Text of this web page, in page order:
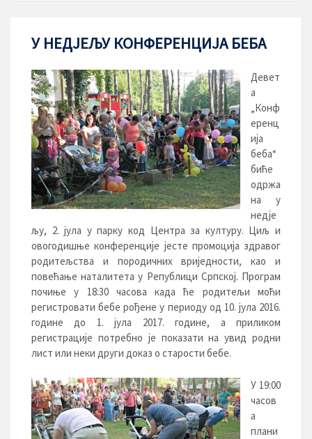
У НЕДЈЕЉУ КОНФЕРЕНЦИЈА БЕБА
Девет
а
„Конф
еренц
ија
беба“
биће
одржа
на у
недје
љу, 2. јула у парку код Центра за културу. Циљ и
овогодишње конференције јесте промоцијa здравог
родитељства и породичних вриједности, као и
повећање наталитета у Републици Српској. Програм
почиње у 18:30 часова када ће родитељи моћи
регистровати бебе рођене у периоду од 10. јула 2016.
године до 1. јула 2017. године, а приликом
регистрације потребно је показати на увид родни
лист или неки други доказ о старости бебе.
У 19:00
часов
а
плани